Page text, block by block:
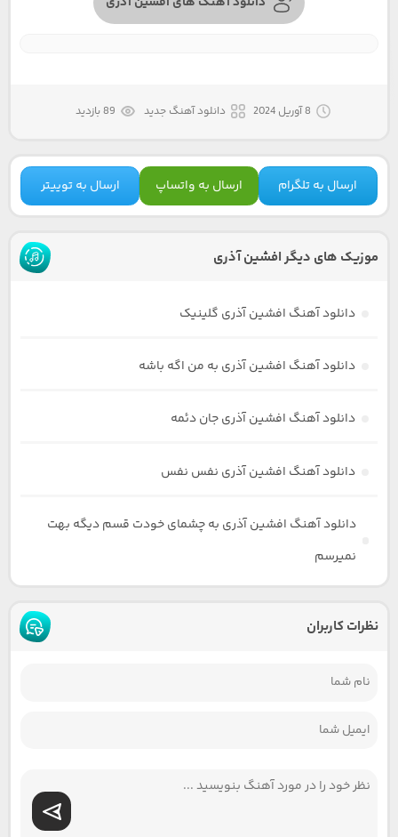
8 آوریل 2024 دانلود آهنگ جدید 89 بازدید
ارسال به تلگرام ارسال به واتساپ ارسال به توییتر
موزیک های دیگر افشین آذری
دانلود آهنگ افشین آذری گلینیک
دانلود آهنگ افشین آذری به من اگه باشه
دانلود آهنگ افشین آذری جان دئمه
دانلود آهنگ افشین آذری نفس نفس
دانلود آهنگ افشین آذری به چشمای خودت قسم دیگه بهت
نمیرسم
نظرات کاربران